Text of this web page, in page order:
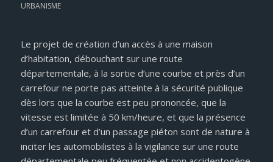
URBANISME
Le projet de création d’un accès à une maison
d’habitation, débouchant sur une route
départementale, à la sortie d’une courbe et près d’un
carrefour ne porte pas atteinte à la sécurité publique
dès lors que la courbe est peu prononcée, que la
vitesse est limitée à 50 km/heure, et que la présence
d’un carrefour et d’un passage piéton sont de nature à
inciter les automobilistes à la vigilance sur une route